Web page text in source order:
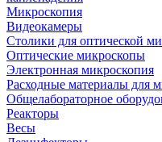
Микроскопия
Видеокамеры
Столики для оптической
Оптические микроскопы
Электронная микроскопия
Расходные материалы для
Общелабораторное
Реакторы
Весы